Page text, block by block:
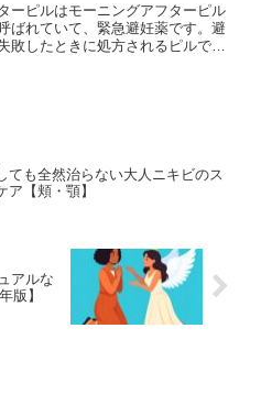
ーピルはモーニングアフターピル
ばれていて、緊急避妊薬です。避
敗したときに処方されるピルで
ても全然治らない大人ニキビのス
ア【頬・顎】
アルな
版】